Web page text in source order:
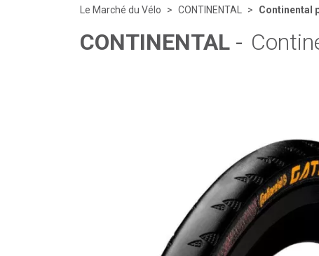
Le Marché du Vélo CONTINENTAL Continental
CONTINENTAL -